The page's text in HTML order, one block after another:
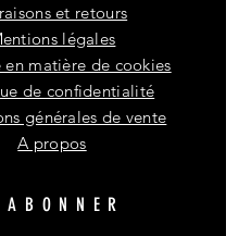
et retours
légales
matière de cookies
de confidentialité
générales de vente
A propos